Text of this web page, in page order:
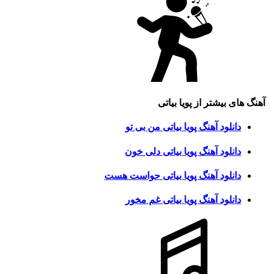
آهنگ های بیشتر از پویا بیاتی
دانلود آهنگ پویا بیاتی من بی تو
دانلود آهنگ پویا بیاتی دلی خون
دانلود آهنگ پویا بیاتی حواست هست
دانلود آهنگ پویا بیاتی غم مخور